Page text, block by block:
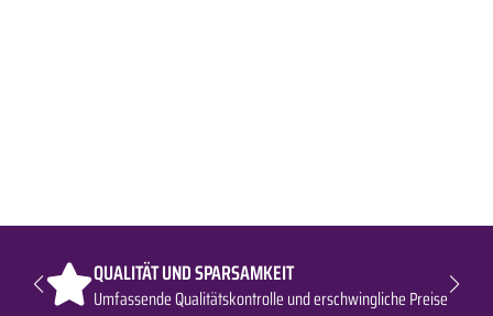
QUALITÄT UND SPARSAMKEIT
Umfassende Qualitätskontrolle und erschwingliche Preise